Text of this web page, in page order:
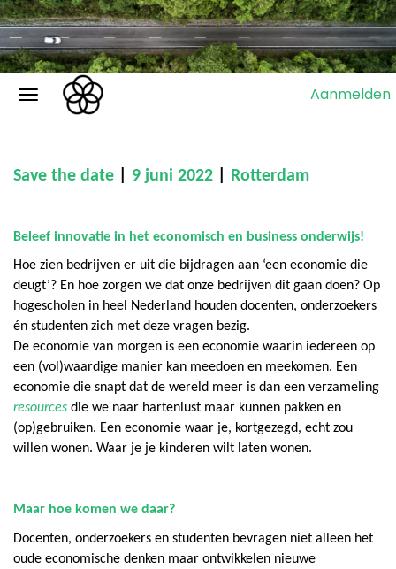
Aanmelden
Save the date 9 juni 2022 Rotterdam
Beleef innovatie in het economisch en business onderwijs!
Hoe zien bedrijven er uit die bijdragen aan ‘een economie die
deugt’? En hoe zorgen we dat onze bedrijven dit gaan doen? Op
hogescholen in heel Nederland houden docenten, onderzoekers
én studenten zich met deze vragen bezig.
De economie van morgen is een economie waarin iedereen op
een (vol)waardige manier kan meedoen en meekomen. Een
economie die snapt dat de wereld meer is dan een verzameling
resources die we naar hartenlust maar kunnen pakken en
(op)gebruiken. Een economie waar je, kortgezegd, echt zou
willen wonen. Waar je je kinderen wilt laten wonen.
Maar hoe komen we daar?
Docenten, onderzoekers en studenten bevragen niet alleen het
oude economische denken maar ontwikkelen nieuwe